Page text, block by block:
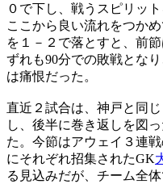
０で下し、戦うスピリッ
ここから良い流れをつか
を１－２で落とすと、前
ずれも90分での敗戦とな
は痛恨だった。
直近２試合は、神戸と同
し、後半に巻き返しを図
た。今節はアウェイ３連
にそれぞれ招集されたGK
る見込みだが、チーム全